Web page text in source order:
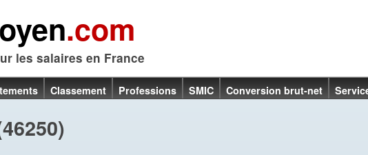
.com
les salaires en France
Classement Professions SMIC Conversion brut-net